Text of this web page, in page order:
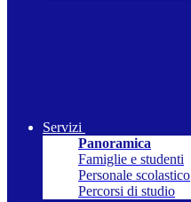
Servizi
Panoramica
Famiglie e studenti
Personale scolastico
Percorsi di studio